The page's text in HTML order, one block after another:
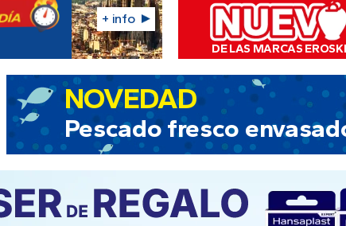
+ info
DE LAS MARCAS EROSKI
NOVEDAD
Pescado fresco